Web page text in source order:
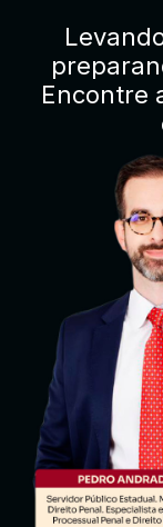
Encontre